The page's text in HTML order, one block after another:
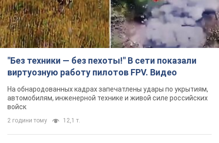
"Без техники — без пехоты!" В сети показали
виртуозную работу пилотов FPV. Видео
На обнародованных кадрах запечатлены удары по укрытиям,
автомобилям, инженерной технике и живой силе российских
войск
2 години тому 12,1 т.